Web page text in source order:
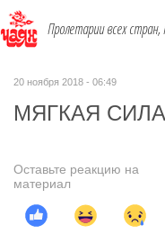
Пролетарии всех
20 ноября 2018 - 06:49
МЯГКАЯ
Оставьте реакцию на
материал